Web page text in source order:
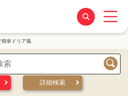
単ドリア風
検索
詳細検索